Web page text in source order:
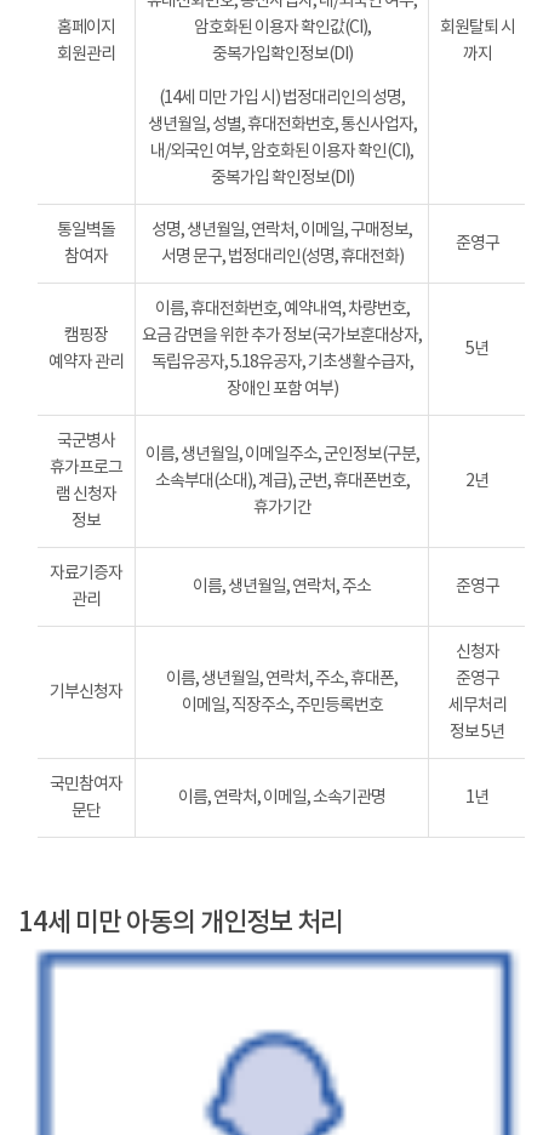
홈페이지
회원관리
암호화된 이용자 확인값(CI),
중복가입확인정보(DI)
(14세 미만 가입 시) 법정대리인의 성명,
생년월일, 성별, 휴대전화번호, 통신사업자,
내/외국인 여부, 암호화된 이용자 확인(CI),
중복가입 확인정보(DI)
회원탈퇴 시
까지
통일벽돌
참여자
성명, 생년월일, 연락처, 이메일, 구매정보,
서명 문구, 법정대리인(성명, 휴대전화)
준영구
캠핑장
예약자 관리
이름, 휴대전화번호, 예약내역, 차량번호,
요금 감면을 위한 추가 정보(국가보훈대상자,
독립유공자, 5.18유공자, 기초생활수급자,
장애인 포함 여부)
5년
국군병사
휴가프로그
램 신청자
정보
이름, 생년월일, 이메일주소, 군인정보(구분,
소속부대(소대), 계급), 군번, 휴대폰번호,
휴가기간
2년
자료기증자
관리
이름, 생년월일, 연락처, 주소 준영구
기부신청자
이름, 생년월일, 연락처, 주소, 휴대폰,
이메일, 직장주소, 주민등록번호
신청자
준영구
세무처리
정보 5년
국민참여자
문단
이름, 연락처, 이메일, 소속기관명 1년
14세 미만 아동의 개인정보 처리